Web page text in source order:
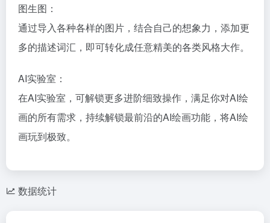
图生图：
通过导入各种各样的图片，结合自己的想象力，添加更
多的描述词汇，即可转化成任意精美的各类风格大作。
AI实验室：
在AI实验室，可解锁更多进阶细致操作，满足你对AI绘
画的所有需求，持续解锁最前沿的AI绘画功能，将AI绘
画玩到极致。
数据统计